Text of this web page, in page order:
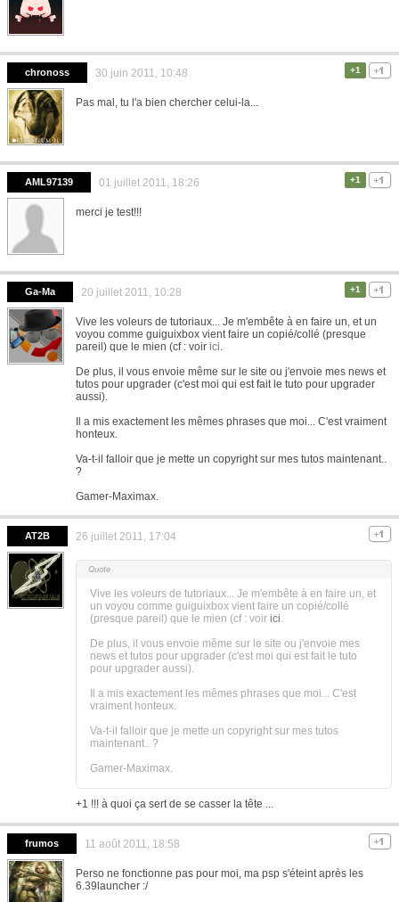
chronoss 30 juin 2011, 10:48 +1
Pas mal, tu l'a bien chercher celui-la...
AML97139 01 juillet 2011, 18:26 +1
merci je test!!!
Ga-Ma 20 juillet 2011, 10:28 +1
Vive les voleurs de tutoriaux... Je m'embête à en faire un, et un
voyou comme guiguixbox vient faire un copié/collé (presque
pareil) que le mien (cf : voir ici.
De plus, il vous envoie même sur le site ou j'envoie mes news et
tutos pour upgrader (c'est moi qui est fait le tuto pour upgrader
aussi).
Il a mis exactement les mêmes phrases que moi... C'est vraiment
honteux.
Va-t-il falloir que je mette un copyright sur mes tutos maintenant..
?
Gamer-Maximax.
AT2B 26 juillet 2011, 17:04
Vive les voleurs de tutoriaux... Je m'embête à en faire un, et
un voyou comme guiguixbox vient faire un copié/collé
(presque pareil) que le mien (cf : voir ici.
De plus, il vous envoie même sur le site ou j'envoie mes
news et tutos pour upgrader (c'est moi qui est fait le tuto
pour upgrader aussi).
Il a mis exactement les mêmes phrases que moi... C'est
vraiment honteux.
Va-t-il falloir que je mette un copyright sur mes tutos
maintenant.. ?
Gamer-Maximax.
+1 !!! à quoi ça sert de se casser la tête ...
frumos 11 août 2011, 18:58
Perso ne fonctionne pas pour moi, ma psp s'éteint après les
6.39launcher :/